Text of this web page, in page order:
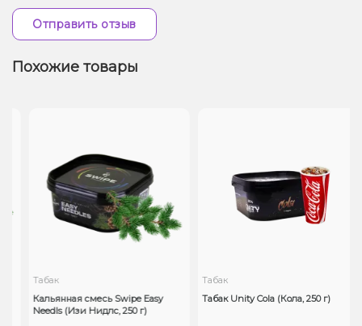
Отправить отзыв
Похожие товары
Табак
Кальянная смесь Swipe Easy
Needls (Изи Нидлс, 250 г)
Табак
Табак Unity Cola (Кола, 250 г)